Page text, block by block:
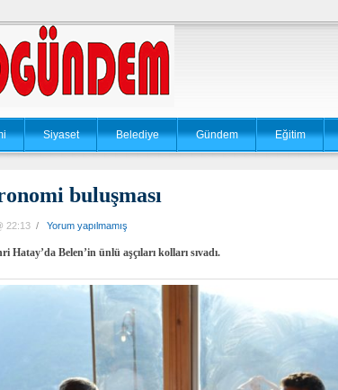
Siyaset Belediye Gündem Eğitim
buluşması
22:13 / Yorum yapılmamış
Hatay’da Belen’in ünlü aşçıları kolları sıvadı.